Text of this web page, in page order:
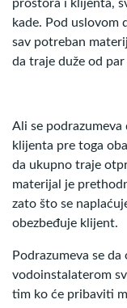
prostora i klijenta,
kade. Pod uslovom
sav potreban
da traje duže od par
Ali se
klijenta pre toga
da ukupno traje
materijal je
zato što se
obezbeđuje klijent.
Podrazumeva se
vodoinstalaterom
tim ko će pribaviti